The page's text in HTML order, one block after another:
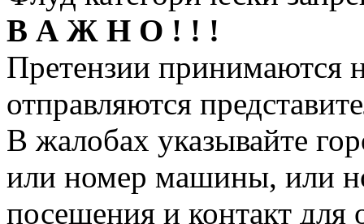
В А Ж Н О ! ! !
Претензии принимаются
отправляются
В жалобах указывайте
или номер машины, или
посещения и контакт для